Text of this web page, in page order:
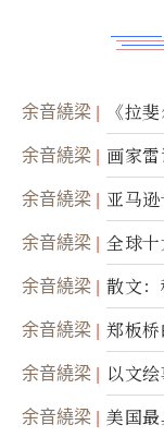
余音繞梁 《拉
余音繞梁 画家
余音繞梁 亚马
余音繞梁 全球
余音繞梁 散文
余音繞梁 郑板
余音繞梁 以文
余音繞梁 美国